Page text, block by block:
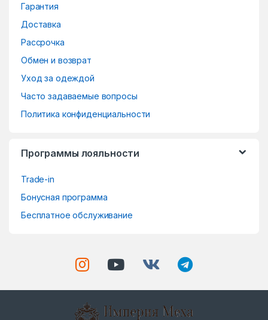
Гарантия
Доставка
Рассрочка
Обмен и возврат
Уход за одеждой
Часто задаваемые вопросы
Политика конфиденциальности
Программы лояльности
Trade-in
Бонусная программа
Бесплатное обслуживание